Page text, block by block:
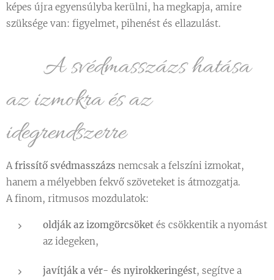
képes újra egyensúlyba kerülni, ha megkapja, amire
szüksége van: figyelmet, pihenést és ellazulást.
💆‍♀️ A svédmasszázs hatása
az izmokra és az
idegrendszerre
A frissítő svédmasszázs nemcsak a felszíni izmokat,
hanem a mélyebben fekvő szöveteket is átmozgatja.
A finom, ritmusos mozdulatok:
oldják az izomgörcsöket és csökkentik a nyomást
az idegeken,
javítják a vér- és nyirokkeringést, segítve a